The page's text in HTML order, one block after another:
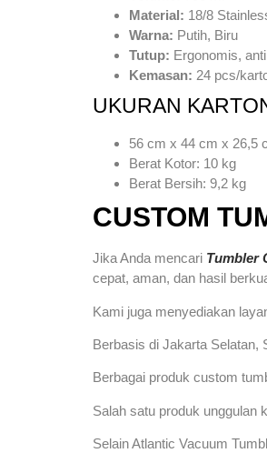
Material: 18/8
Warna: Putih, Biru
Tutup: Ergonomis,
Kemasan: 24 pcs/
UKURAN
56 cm x 44 cm x 26,5
Berat Kotor: 10 kg
Berat Bersih: 9,2 kg
CUSTOM
Jika Anda mencari Tumbler
cepat, aman, dan hasil
Kami juga menyediakan
Berbasis di Jakarta Selatan,
Berbagai produk custom
Salah satu produk unggulan
Selain Atlantic Vacuum